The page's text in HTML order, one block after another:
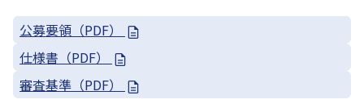
公募要領（PDF）
仕様書（PDF）
審査基準（PDF）